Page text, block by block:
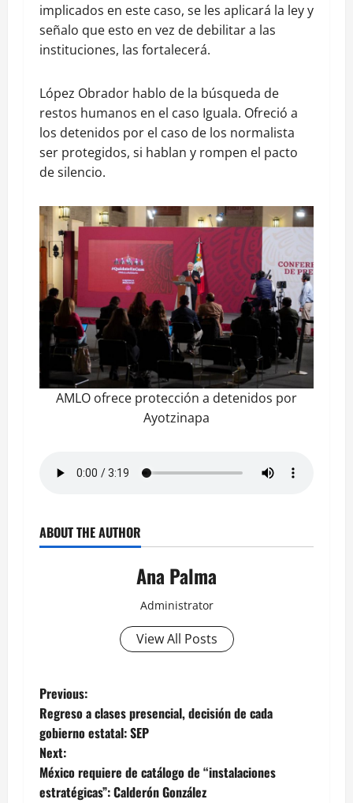
implicados en este caso, se les aplicará la ley y
señalo que esto en vez de debilitar a las
instituciones, las fortalecerá.
López Obrador hablo de la búsqueda de
restos humanos en el caso Iguala. Ofreció a
los detenidos por el caso de los normalista
ser protegidos, si hablan y rompen el pacto
de silencio.
AMLO ofrece protección a detenidos por
Ayotzinapa
ABOUT THE AUTHOR
Ana Palma
Administrator
View All Posts
Post
navigation
Previous:
Regreso a clases presencial, decisión de cada
gobierno estatal: SEP
Next:
México requiere de catálogo de “instalaciones
estratégicas”: Calderón González